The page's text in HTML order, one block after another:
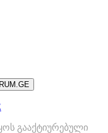
გააქტიურებული